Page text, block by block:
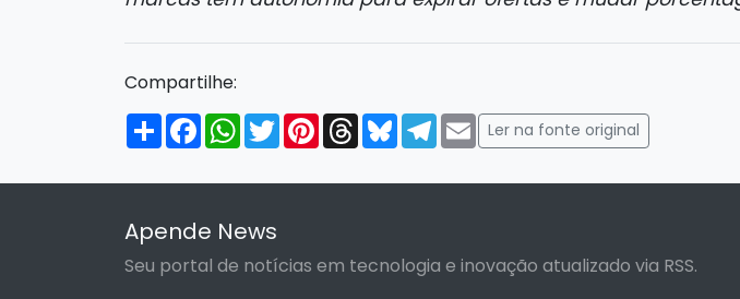
Compartilhe:
Compartilhar
FacebookWhatsApp
TwitterPinterestThreadsBlueskyTelegram
Email
Ler na fonte original
Apende News
Seu portal de notícias em tecnologia e inovação atualizado via RSS.